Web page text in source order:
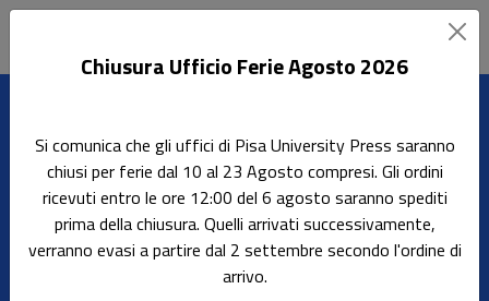
Home Tutti gli eventi
Presentazione del volume "Sous la fiction, l'Histoire. Neuf
lectures critiques de l’oeuvre de Maïssa
Presentazione del volume
Chiusura Ufficio Ferie Agosto 2026
Si comunica che gli uffici di Pisa University Press saranno
chiusi per ferie dal 10 al 23 Agosto compresi. Gli ordini
ricevuti entro le ore 12:00 del 6 agosto saranno spediti
prima della chiusura. Quelli arrivati successivamente,
verranno evasi a partire dal 2 settembre secondo l'ordine di
arrivo.